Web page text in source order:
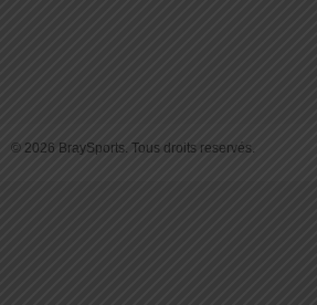
© 2026 BraySports. Tous droits reservés.